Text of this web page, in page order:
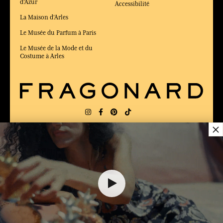
d'Azur
La Maison d'Arles
Le Musée du Parfum à Paris
Le Musée de la Mode et du
Costume à Arles
Accessibilité
FR
ÉLU MEILLEUR SITE DE COMMERCE
en ligne 2025 par le magazine Capital
×